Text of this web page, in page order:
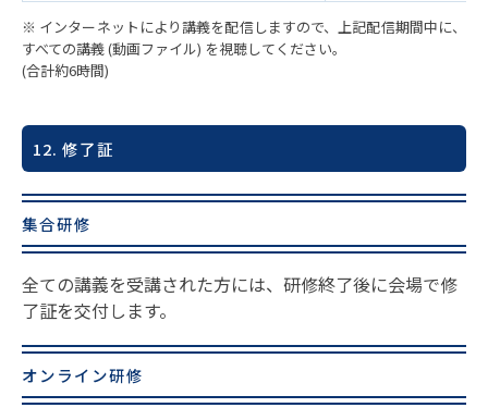
※ インターネットにより講義を配信しますので、上記配信期間中に、
すべての講義 (動画ファイル) を視聴してください。
(合計約6時間)
12. 修了証
集合研修
全ての講義を受講された方には、研修終了後に会場で修
了証を交付します。
オンライン研修